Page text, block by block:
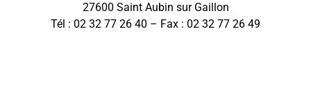
27600 Saint Aubin sur Gaillon
Tél : 02 32 77 26 40 – Fax : 02 32 77 26 49